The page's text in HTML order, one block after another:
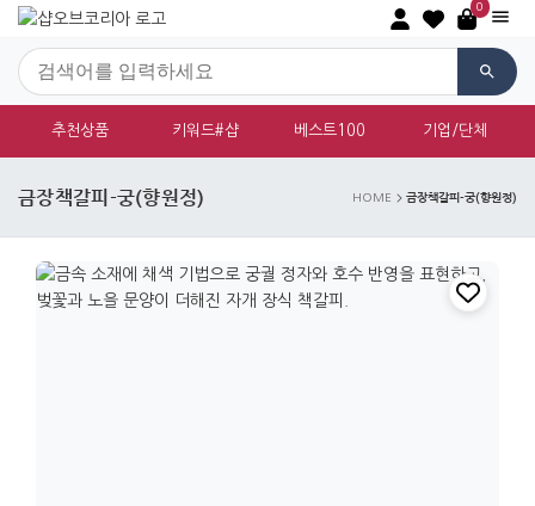
0
추천상품 키워드#샵 베스트100 기업/단체
금장책갈피-궁(향원정) HOME 금장책갈피-궁(향원정)